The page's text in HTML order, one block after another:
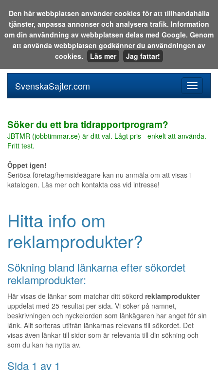
Sök i katalogen eller på webben:
meny
SvenskaSajter.com
Söker du ett bra tidrapportprogram?
JBTMR (jobbtimmar.se) är ditt val. Lågt pris - enkelt att använda.
Fritt test.
Öppet igen!
Seriösa företag/hemsideägare kan nu anmäla om att visas i
katalogen. Läs mer och kontakta oss vid intresse!
Hitta info om
reklamprodukter?
Sökning bland länkarna efter sökordet
reklamprodukter:
Här visas de länkar som matchar ditt sökord reklamprodukter
uppdelat med 25 resultat per sida. Vi söker på namnet,
beskrivningen och nyckelorden som länkägaren har anget för sin
länk. Allt sorteras utifrån länkarnas relevans till sökordet. Det
visas även länkar till sidor som är relevanta till din sökning och
som du kan ha nytta av.
Sida 1 av 1
Den här webbplatsen använder cookies för att tillhandahålla
tjänster, anpassa annonser och analysera trafik. Information
om din användning av webbplatsen delas med Google. Genom
att använda webbplatsen godkänner du användningen av
cookies.
Läs mer Jag fattar!